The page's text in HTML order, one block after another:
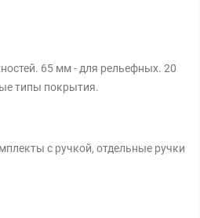
65 мм - для рельефных. 20
типы покрытия.
с ручкой, отдельные ручки